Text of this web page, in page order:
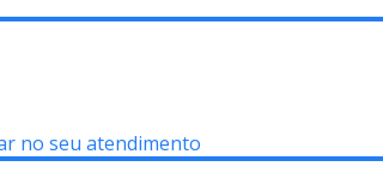
no seu atendimento